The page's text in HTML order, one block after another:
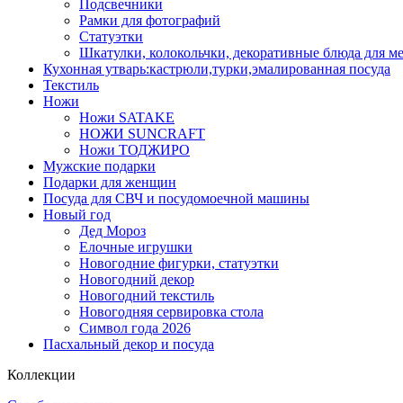
Подсвечники
Рамки для фотографий
Статуэтки
Шкатулки, колокольчки, декоративные блюда для
Кухонная утварь:кастрюли,турки,эмалированная посуда
Текстиль
Ножи
Ножи SATAKE
НОЖИ SUNCRAFT
Ножи ТОДЖИРО
Мужские подарки
Подарки для женщин
Посуда для СВЧ и посудомоечной машины
Новый год
Дед Мороз
Елочные игрушки
Новогодние фигурки, статуэтки
Новогодний декор
Новогодний текстиль
Новогодняя сервировка стола
Символ года 2026
Пасхальный декор и посуда
Коллекции